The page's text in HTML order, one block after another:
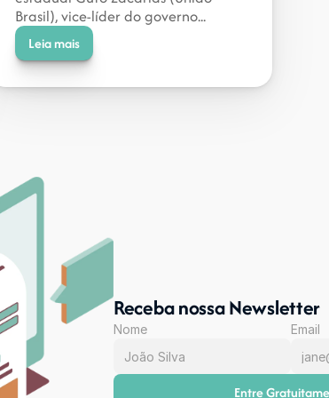
Brasil), vice-líder do governo...
Leia mais
Receba nossa Newsletter
Nome Email
Entre